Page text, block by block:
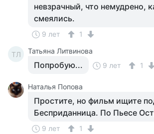
невзрачный, что немудрено,
смеялись.
9 лет 1
ТЛ Татьяна Литвинова
Попробую... 9 лет 1
Наталья Попова
Простите, но фильм ищите
Бесприданница. По Пьесе
9 лет 1